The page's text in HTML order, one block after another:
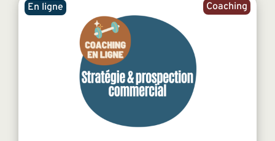
Coaching
En ligne